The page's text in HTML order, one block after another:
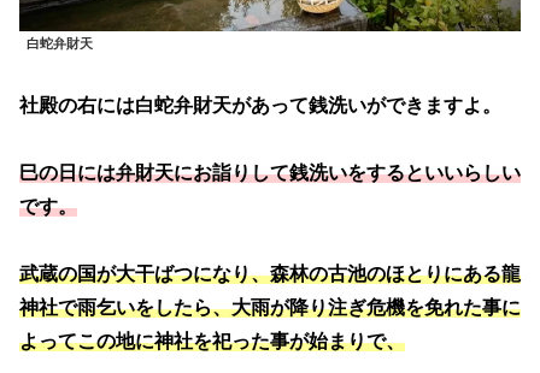
白蛇弁財天
社殿の右には白蛇弁財天があって銭洗いができますよ。
巳の日には弁財天にお詣りして銭洗いをするといいらしい
です。
武蔵の国が大干ばつになり、森林の古池のほとりにある龍
神社で雨乞いをしたら、大雨が降り注ぎ危機を免れた事に
よってこの地に神社を祀った事が始まりで、